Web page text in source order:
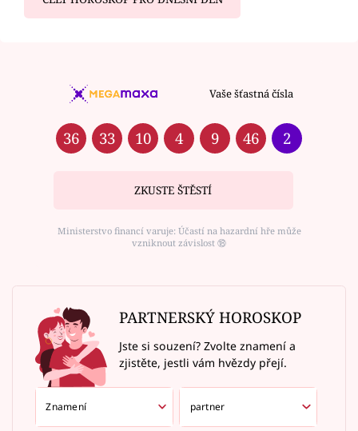
Vaše šťastná čísla
36 33 10 4 9 46 2
ZKUSTE ŠTĚSTÍ
Ministerstvo financí varuje: Účastí na hazardní hře může
vzniknout závislost ⑱
PARTNERSKÝ HOROSKOP
Jste si souzení? Zvolte znamení a
zjistěte, jestli vám hvězdy přejí.